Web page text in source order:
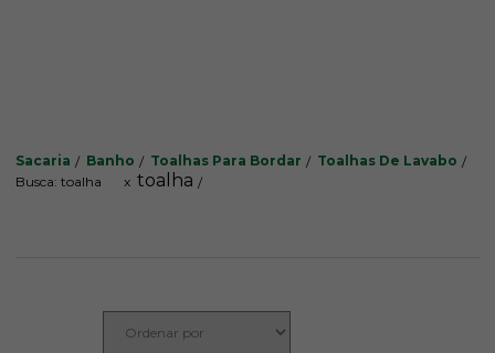
Sacaria Banho Toalhas Para Bordar
Toalhas De Lavabo
Busca: toalha
x toalha